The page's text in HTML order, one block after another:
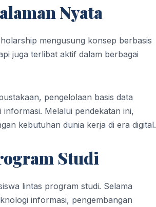
Nyata
mengusung konsep berbasis
juga terlibat aktif dalam berbagai
pengelolaan basis data
Melalui pendekatan ini,
kebutuhan dunia kerja di era digital.
Studi
lintas program studi. Selama
informasi, pengembangan